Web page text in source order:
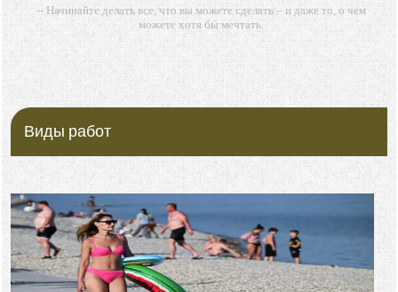
-- Начинайте делать все, что вы можете сделать – и даже то, о чем
можете хотя бы мечтать.
-- Все дело в мыслях. Мысль — начало всего. И мыслями можно
управлять. И поэтому главное дело совершенствования: работать над
мыслями.
-- Идите уверенно по направлению к мечте. Живите той жизнью,
глупость. Из всех страхов самый пугающий — самолюбование.
-- Лучшее, что можно сделать с хорошим советом, это пропустить его
мимо ушей. Он никогда не бывает полезен никому, кроме того, кто его
-- Люблю давать советы и очень не люблю, когда их дают мне.
Виды работ